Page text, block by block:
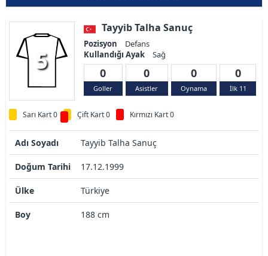
5
Tayyib Talha Sanuç
Pozisyon
Defans
Kullandığı Ayak
Sağ
0
Goller
0
Asistler
0
Oynama
0
İlk 11
Sarı Kart 0 Çift Kart 0 Kırmızı Kart 0
Adı Soyadı Tayyib Talha Sanuç
Doğum Tarihi 17.12.1999
Ülke Türkiye
Boy 188 cm